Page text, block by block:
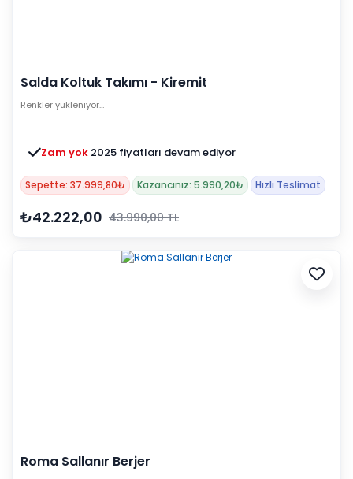
Salda Koltuk Takımı - Kiremit
Renkler yükleniyor…
Zam yok 2025 fiyatları devam ediyor
Sepette: 37.999,80₺ Kazancınız: 5.990,20₺ Hızlı Teslimat
₺42.222,00 43.990,00 TL
Roma Sallanır Berjer